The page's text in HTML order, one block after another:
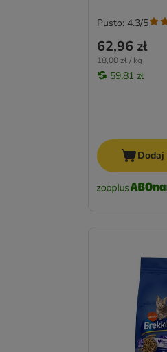
62,96 zł
18,00 zł / kg
59,81 zł
Pusto: 4.3/5
Dodaj